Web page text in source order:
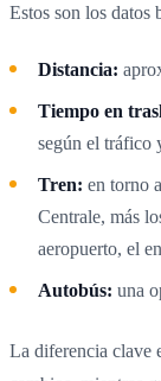
Estos son los datos
Distancia:
Tiempo en
según el tráfico
Tren: en torno
Centrale, más
aeropuerto, el
Autobús: una
La diferencia clave